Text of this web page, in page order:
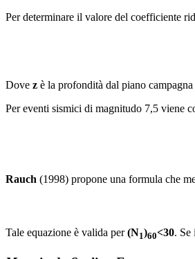
Per determinare il valore del coefficiente
Dove z è la profondità dal piano campagna
Per eventi sismici di magnitudo 7,5 viene
Rauch (1998) propone una formula che
Tale equazione è valida per(N1)60<30. Se